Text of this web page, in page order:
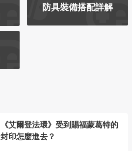
防具裝備搭配詳解
《艾爾登法環》受到賜福蒙葛特的
封印怎麼進去？